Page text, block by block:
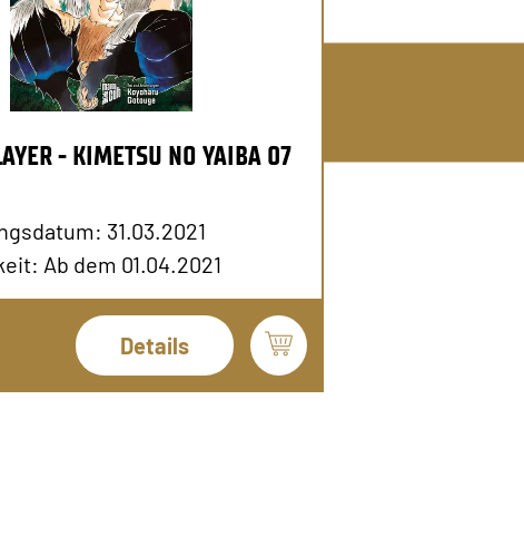
- KIMETSU NO YAIBA 07
31.03.2021
Ab dem 01.04.2021
Details